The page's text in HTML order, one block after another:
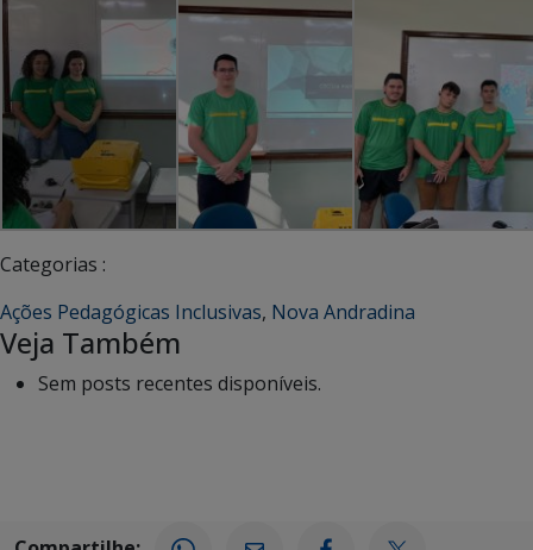
Categorias :
Ações Pedagógicas Inclusivas, Nova Andradina
Veja Também
Sem posts recentes disponíveis.